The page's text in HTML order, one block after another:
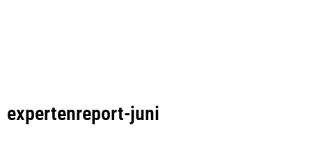
expertenreport-juni